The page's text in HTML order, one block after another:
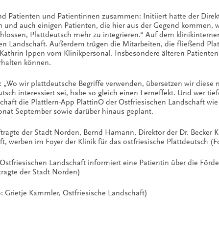
Patienten und Patientinnen zusammen: Initiiert hatte der
auch einigen Patienten, die hier aus der Gegend kommen,
Plattdeutsch mehr zu integrieren.“ Auf dem
Landschaft. Außerdem trügen die Mitarbeiten, die fließend
Ippen vom Klinikpersonal. Insbesondere älteren
können.
wir plattdeutsche Begriffe verwenden, übersetzen wir
interessiert sei, habe so gleich einen Lerneffekt. Und wer
die Plattlern-App PlattinO der Ostfriesischen Landschaft wie
September sowie darüber hinaus geplant.
der Stadt Norden, Bernd Hamann, Direktor der Dr. Becker
werben im Foyer der Klinik für das ostfriesische Plattdeutsch
Landschaft informiert eine Patientin über die
der Stadt Norden)
Kammler, Ostfriesische Landschaft)